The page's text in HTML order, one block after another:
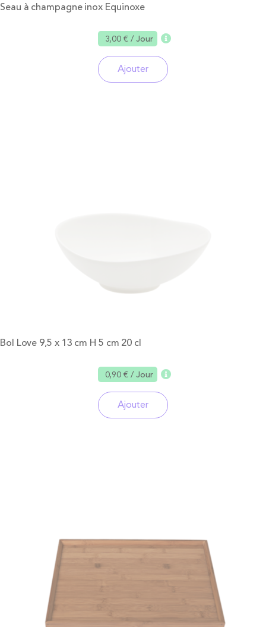
Seau à champagne inox Equinoxe
3,00 €/ Jour
Ajouter
Bol Love 9,5 x 13 cm H 5 cm 20 cl
0,90 €/ Jour
Ajouter